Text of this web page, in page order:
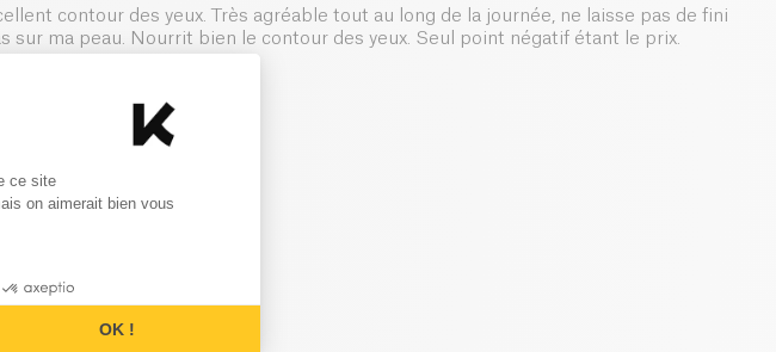
contour des yeux. Très agréable tout au long de la journée, ne laisse pas de fini
sur ma peau. Nourrit bien le contour des yeux. Seul point négatif étant le prix.
Platform: Personalize Your Options
ce site
on aimerait bien vous
OK !